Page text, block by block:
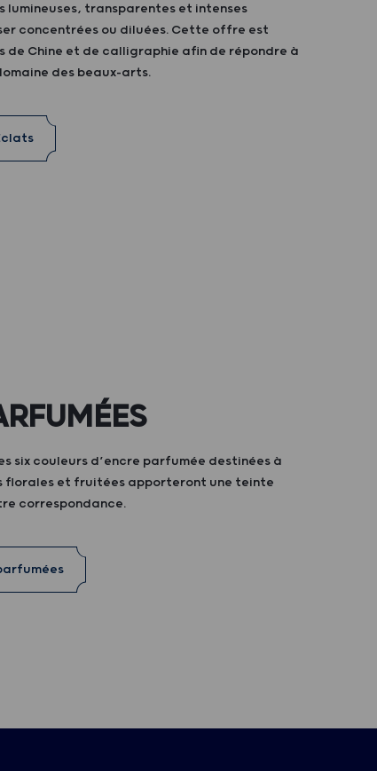
lumineuses, transparentes et intenses
concentrées ou diluées. Cette offre est
de Chine et de calligraphie afin de répondre à
des beaux-arts.
six couleurs d’encre parfumée destinées à
florales et fruitées apporteront une teinte
correspondance.